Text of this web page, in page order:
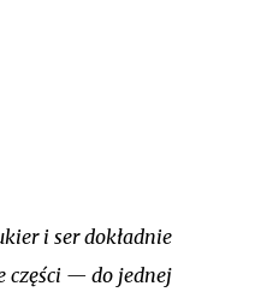
i ser dokładnie
części — do jednej